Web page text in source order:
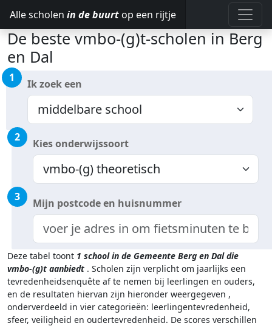
Alle scholen in de buurt op een rijtje
De beste vmbo-(g)t-scholen in Berg
en Dal
1 Ik zoek een
2 Kies onderwijssoort
3 Mijn postcode en huisnummer
Deze tabel toont 1 school in de Gemeente Berg en Dal die
vmbo-(g)t aanbiedt . Scholen zijn verplicht om jaarlijks een
tevredenheidsenquête af te nemen bij leerlingen en ouders,
en de resultaten hiervan zijn hieronder weergegeven ,
onderverdeeld in vier categorieën: leerlingentevredenheid,
sfeer, veiligheid en oudertevredenheid. De scores verschillen